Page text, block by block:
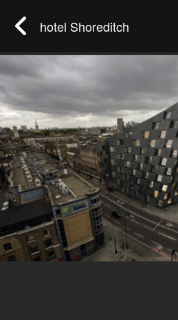
hotel Shoreditch